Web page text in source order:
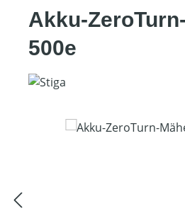
Akku-
500e
Bildergalerie überspringen